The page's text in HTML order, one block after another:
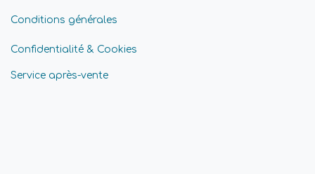
Conditions générales
Confidentialité & Cookies
Service après-vente